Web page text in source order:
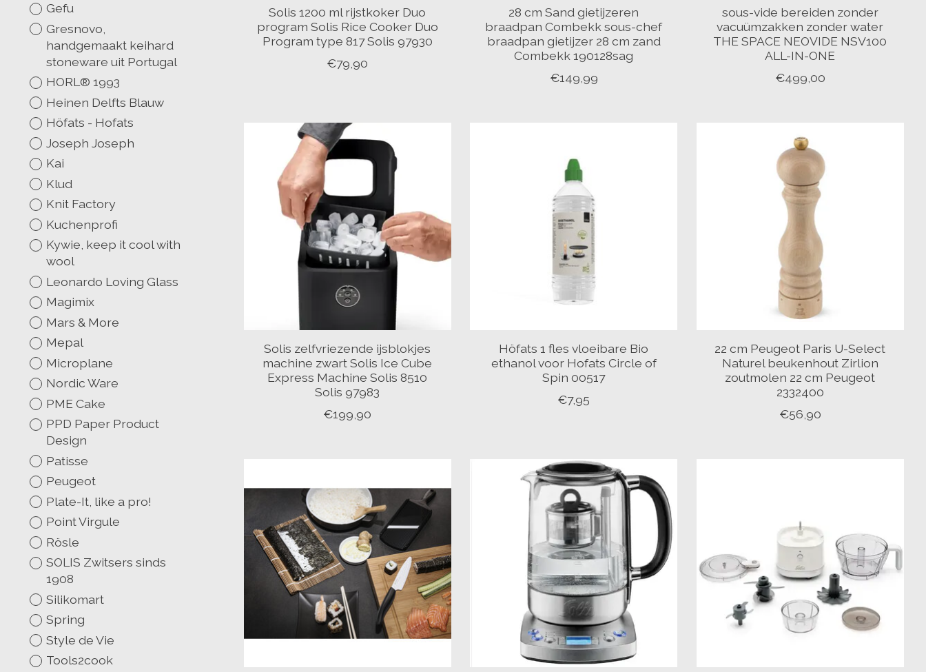
Gefu
Gresnovo,
handgemaakt keihard
stoneware uit Portugal
HORL® 1993
Heinen Delfts Blauw
Höfats - Hofats
Joseph Joseph
Kai
Klud
Knit Factory
Kuchenprofi
Kywie, keep it cool with
wool
Leonardo Loving Glass
Magimix
Mars & More
Mepal
Microplane
Nordic Ware
PME Cake
PPD Paper Product
Design
Patisse
Peugeot
Plate-It, like a pro!
Point Virgule
Rösle
SOLIS Zwitsers sinds
1908
Silikomart
Spring
Style de Vie
Tools2cook
Solis 1200 ml rijstkoker Duo
program Solis Rice Cooker Duo
Program type 817 Solis 97930
€79,90
28 cm Sand gietijzeren
braadpan Combekk sous-chef
braadpan gietijzer 28 cm zand
Combekk 190128sag
€149,99
sous-vide bereiden zonder
vacuümzakken zonder water
THE SPACE NEOVIDE NSV100
ALL-IN-ONE
€499,00
Solis zelfvriezende ijsblokjes
machine zwart Solis Ice Cube
Express Machine Solis 8510
Solis 97983
€199,90
Höfats 1 fles vloeibare Bio
ethanol voor Hofats Circle of
Spin 00517
€7,95
22 cm Peugeot Paris U-Select
Naturel beukenhout Zirlion
zoutmolen 22 cm Peugeot
2332400
€56,90